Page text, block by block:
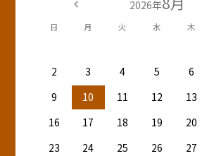
2026年
日 月 火 水 木
2
3 4 5 6
9
10 11 12 13
16
17 18 19 20
23
24 25 26 27